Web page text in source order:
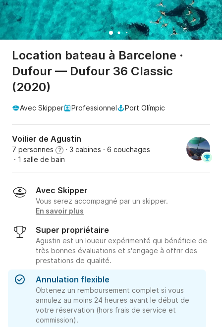
Location bateau à Barcelone ·
Dufour — Dufour 36 Classic
(2020)
Avec Skipper Professionnel Port Olímpic
Voilier de Agustin
7 personnes ? · 3 cabines · 6 couchages
· 1 salle de bain
Avec Skipper
Vous serez accompagné par un skipper.
En savoir plus
Super propriétaire
Agustin est un loueur expérimenté qui bénéficie de
très bonnes évaluations et s'engage à offrir des
prestations de qualité.
Annulation flexible
Obtenez un remboursement complet si vous
annulez au moins 24 heures avant le début de
votre réservation (hors frais de service et
commission).